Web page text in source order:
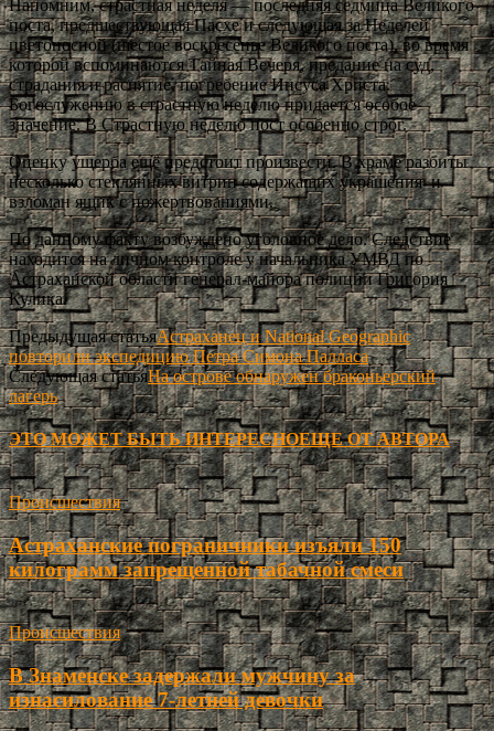
Напомним, страстная неделя — последняя седмица Великого
поста, предшествующая Пасхе и следующая за Неделей
цветоносной (шестое воскресенье Великого поста), во время
которой вспоминаются Тайная Вечеря, предание на суд,
страдания и распятие, погребение Иисуса Христа.
Богослужению в страстную неделю придается особое
значение. В Страстную неделю пост особенно строг.
Оценку ущерба ещё предстоит произвести. В храме разбиты
несколько стеклянных витрин содержащих украшения и
взломан ящик с пожертвованиями.
По данному факту возбуждено уголовное дело. Следствие
находится на личном контроле у начальника УМВД по
Астраханской области генерал-майора полиции Григория
Кулика.
Предыдущая статьяАстраханец и National Geographic
повторили экспедицию Петра Симона Палласа
Следующая статьяНа острове обнаружен браконьерский
лагерь
ЭТО МОЖЕТ БЫТЬ ИНТЕРЕСНОЕЩЕ ОТ АВТОРА
Происшествия
Астраханские пограничники изъяли 150
килограмм запрещенной табачной смеси
Происшествия
В Знаменске задержали мужчину за
изнасилование 7-летней девочки